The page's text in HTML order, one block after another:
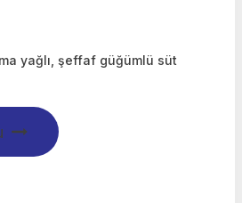
yağlı, şeffaf güğümlü süt